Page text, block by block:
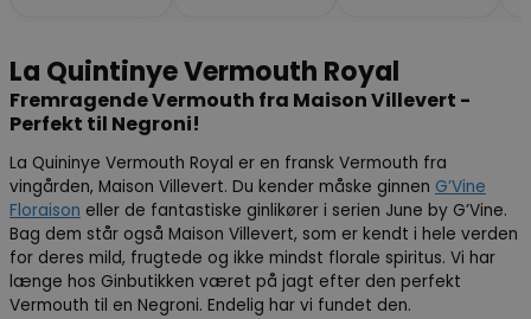
La Quintinye Vermouth Royal
Fremragende Vermouth fra Maison Villevert -
Perfekt til Negroni!
La Quininye Vermouth Royal er en fransk Vermouth fra
vingården, Maison Villevert. Du kender måske ginnen G’Vine
Floraison eller de fantastiske ginlikører i serien June by G’Vine.
Bag dem står også Maison Villevert, som er kendt i hele verden
for deres mild, frugtede og ikke mindst florale spiritus. Vi har
længe hos Ginbutikken været på jagt efter den perfekt
Vermouth til en Negroni. Endelig har vi fundet den.